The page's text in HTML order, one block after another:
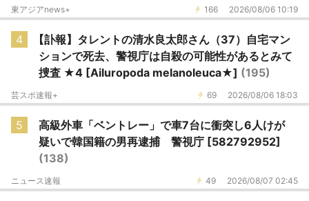
166 2026/08/06 10:19
東アジアnews+
4
【訃報】タレントの清水良太郎さん（37）自宅マン
ションで死去、警視庁は自殺の可能性があるとみて
捜査 ★4 [Ailuropoda melanoleuca★] (195)
69 2026/08/06 18:03
芸スポ速報+
5
高級外車「ベントレー」で車7台に衝突し6人けが
疑いで韓国籍の男再逮捕 警視庁 [582792952]
(138)
49 2026/08/07 02:45
ニュース速報